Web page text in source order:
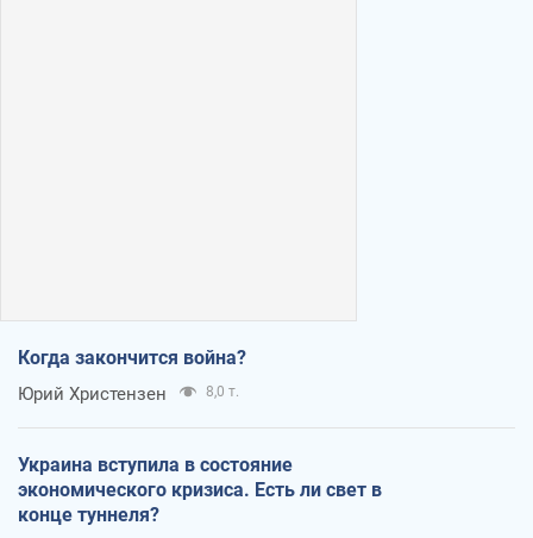
Когда закончится война?
Юрий Христензен 8,0 т.
Украина вступила в состояние
экономического кризиса. Есть ли свет в
конце туннеля?